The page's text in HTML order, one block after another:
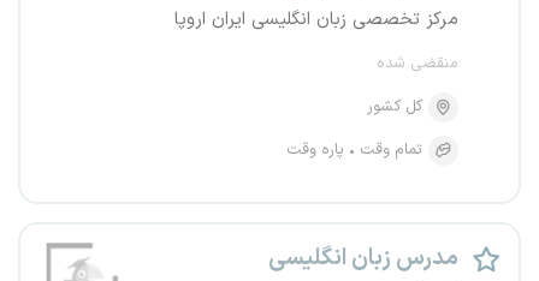
مرکز تخصصی زبان انگلیسی ایران اروپا
منقضی شده
کل کشور
تمام وقت
پاره وقت
مدرس زبان انگلیسی